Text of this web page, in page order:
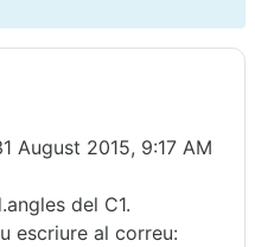
August 2015, 9:17 AM
del C1.
escriure al correu: